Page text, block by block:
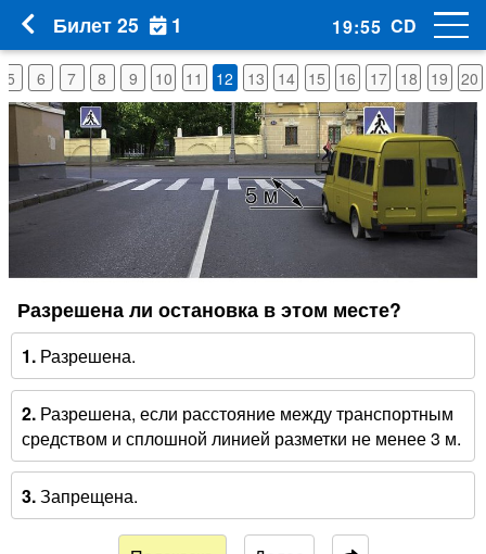
5 6 7 8 9 10 11 12 13 14 15 16 17 18 19 20
Разрешена ли остановка в этом месте?
1.Разрешена.
2.Разрешена, если расстояние между транспортным
средством и сплошной линией разметки не менее 3 м.
3.Запрещена.
Билет 25 1 19:55 CD